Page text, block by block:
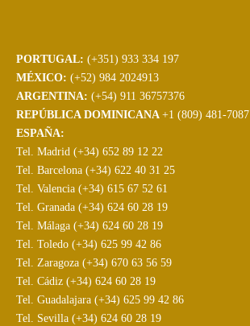
PORTUGAL: (+351) 933 334 197
MÉXICO: (+52) 984 2024913
ARGENTINA: (+54) 911 36757376
REPÚBLICA DOMINICANA +1 (809) 481-7087
ESPAÑA:
Tel. Madrid (+34) 652 89 12 22
Tel. Barcelona (+34) 622 40 31 25
Tel. Valencia (+34) 615 67 52 61
Tel. Granada (+34) 624 60 28 19
Tel. Málaga (+34) 624 60 28 19
Tel. Toledo (+34) 625 99 42 86
Tel. Zaragoza (+34) 670 63 56 59
Tel. Cádiz (+34) 624 60 28 19
Tel. Guadalajara (+34) 625 99 42 86
Tel. Sevilla (+34) 624 60 28 19